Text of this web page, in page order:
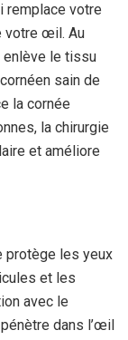
remplace votre
votre œil. Au
enlève le tissu
sain de
la cornée
la chirurgie
et améliore
protège les yeux
et les
avec le
dans l’œil